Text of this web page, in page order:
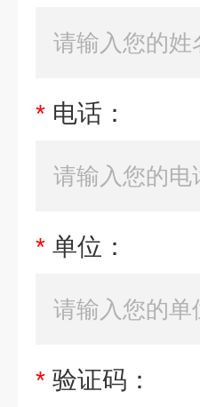
* 电话：
* 单位：
* 验证码：